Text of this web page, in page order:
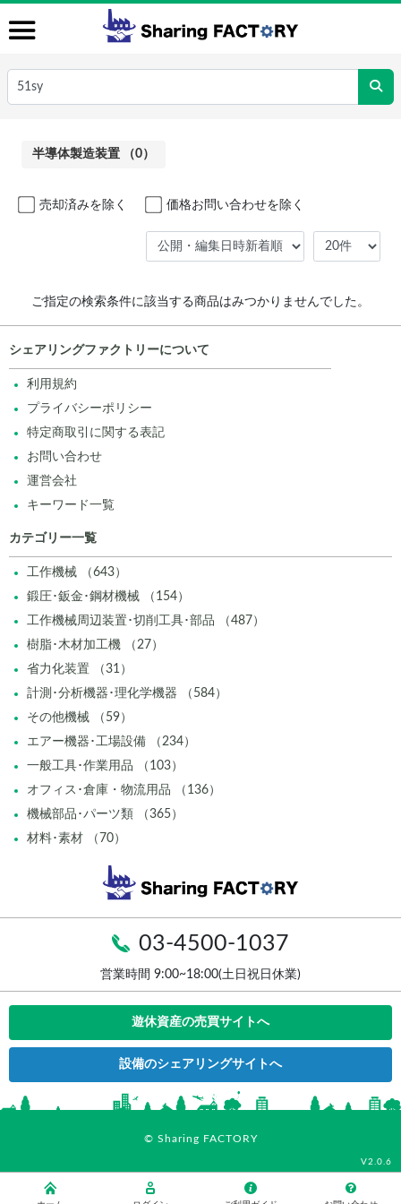
半導体製造装置 （0）
売却済みを除く 価格お問い合わせを除く
ご指定の検索条件に該当する商品はみつかりませんでした。
03-4500-1037
営業時間 9:00~18:00(土日祝日休業)
遊休資産の売買サイトへ
設備のシェアリングサイトへ
シェアリングファクトリーについて
利用規約
プライバシーポリシー
特定商取引に関する表記
お問い合わせ
運営会社
キーワード一覧
カテゴリー一覧
工作機械 （643）
鍛圧･鈑金･鋼材機械 （154）
工作機械周辺装置･切削工具･部品 （487）
樹脂･木材加工機 （27）
省力化装置 （31）
計測･分析機器･理化学機器 （584）
その他機械 （59）
エアー機器･工場設備 （234）
一般工具･作業用品 （103）
オフィス･倉庫・物流用品 （136）
機械部品･パーツ類 （365）
材料･素材 （70）
© Sharing FACTORY
V2.0.6